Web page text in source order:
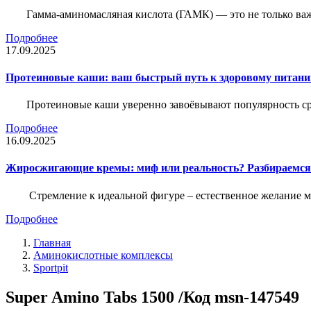
Гамма-аминомасляная кислота (ГАМК) — это не только
Подробнее
17.09.2025
Протеиновые каши: ваш быстрый путь к здоровому
Протеиновые каши уверенно завоёвывают популярность
Подробнее
16.09.2025
Жиросжигающие кремы: миф или реальность?
Стремление к идеальной фигуре – естественное желание
Подробнее
Главная
Аминокислотные комплексы
Sportpit
Super Amino Tabs 1500 /Код msn-147549